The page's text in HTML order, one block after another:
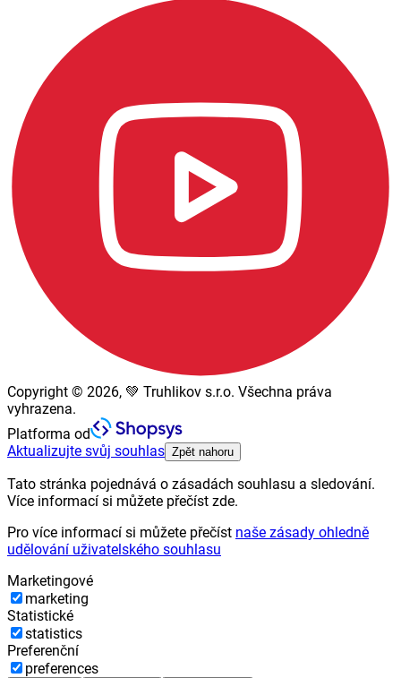
Copyright © 2026, 💚 Truhlikov s.r.o. Všechna práva
vyhrazena.
Platforma od
Aktualizujte svůj souhlas Zpět nahoru
Tato stránka pojednává o zásadách souhlasu a sledování.
Více informací si můžete přečíst zde.
Pro více informací si můžete přečíst naše zásady ohledně
udělování uživatelského souhlasu
Marketingové
marketing
Statistické
statistics
Preferenční
preferences